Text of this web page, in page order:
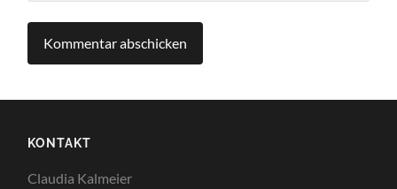
KONTAKT
Claudia Kalmeier